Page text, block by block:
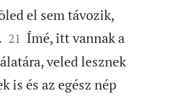
el sem távozik,

21 Ímé, itt vannak a
veled lesznek
is és az egész nép